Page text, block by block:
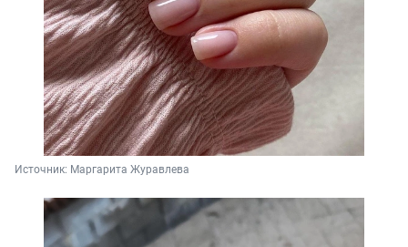
Источник: Маргарита Журавлева